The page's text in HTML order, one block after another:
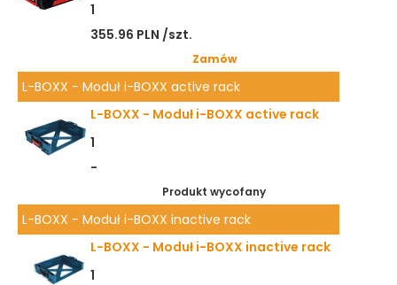
1
355.96 PLN /szt.
Zamów
L-BOXX - Moduł i-BOXX active rack
L-BOXX - Moduł i-BOXX active rack
1
-
Produkt wycofany
L-BOXX - Moduł i-BOXX inactive rack
L-BOXX - Moduł i-BOXX inactive rack
1